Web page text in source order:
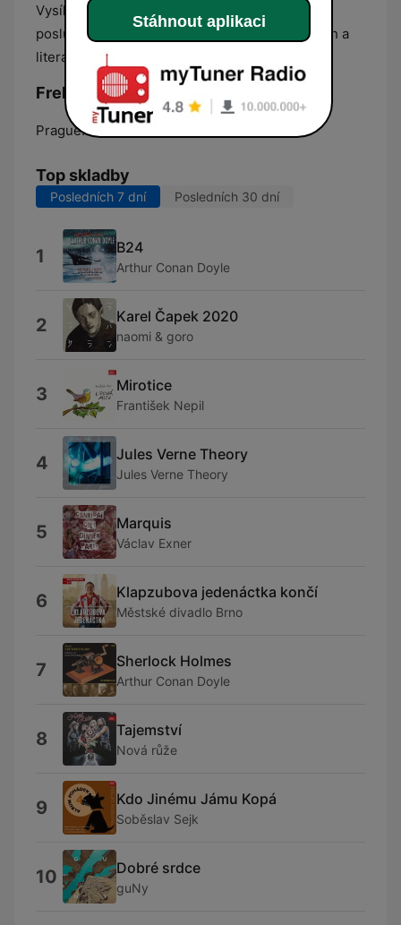
Vysílání je vedeno v českém jazyce a je určeno
posluchačům, kteří hledají soustředěný poslech a
literární obsah v digitálním prostředí.
Frekvence Rádio Povídka:
Prague: Online
Top skladby
Posledních 7 dní Posledních 30 dní
1 B24
Arthur Conan Doyle
2 Karel Čapek 2020
naomi & goro
3 Mirotice
František Nepil
4 Jules Verne Theory
Jules Verne Theory
5 Marquis
Václav Exner
6 Klapzubova jedenáctka končí
Městské divadlo Brno
7 Sherlock Holmes
Arthur Conan Doyle
8 Tajemství
Nová růže
9 Kdo Jinému Jámu Kopá
Soběslav Sejk
10 Dobré srdce
guNy
Stáhnout aplikaci